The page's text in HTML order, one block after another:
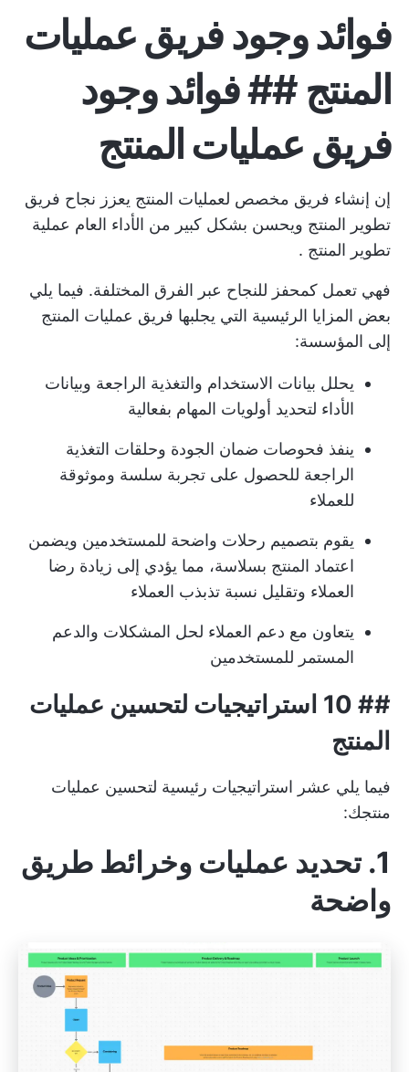
فوائد وجود فريق عمليات
المنتج ## فوائد وجود
فريق عمليات المنتج
إن إنشاء فريق مخصص لعمليات المنتج يعزز نجاح فريق
تطوير المنتج ويحسن بشكل كبير من الأداء العام عملية
تطوير المنتج .
فهي تعمل كمحفز للنجاح عبر الفرق المختلفة. فيما يلي
بعض المزايا الرئيسية التي يجلبها فريق عمليات المنتج
إلى المؤسسة:
يحلل بيانات الاستخدام والتغذية الراجعة وبيانات
الأداء لتحديد أولويات المهام بفعالية
ينفذ فحوصات ضمان الجودة وحلقات التغذية
الراجعة للحصول على تجربة سلسة وموثوقة
للعملاء
يقوم بتصميم رحلات واضحة للمستخدمين ويضمن
اعتماد المنتج بسلاسة، مما يؤدي إلى زيادة رضا
العملاء وتقليل نسبة تذبذب العملاء
يتعاون مع دعم العملاء لحل المشكلات والدعم
المستمر للمستخدمين
## 10 استراتيجيات لتحسين عمليات
المنتج
فيما يلي عشر استراتيجيات رئيسية لتحسين عمليات
منتجك:
1. تحديد عمليات وخرائط طريق
واضحة